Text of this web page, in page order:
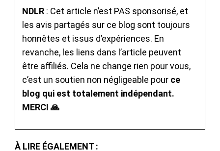
NDLR : Cet article n’est PAS sponsorisé, et
les avis partagés sur ce blog sont toujours
honnêtes et issus d’expériences. En
revanche, les liens dans l’article peuvent
être affiliés. Cela ne change rien pour vous,
c’est un soutien non négligeable pour ce
blog qui est totalement indépendant.
MERCI 🙏
À LIRE ÉGALEMENT :